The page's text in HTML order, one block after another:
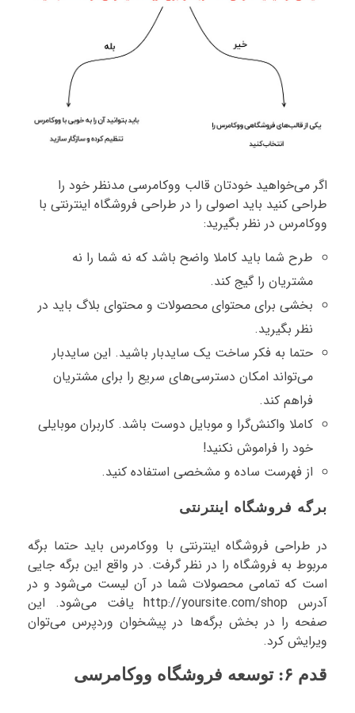
اگر می‌خواهید خودتان قالب ووکامرسی مدنظر خود را
طراحی کنید باید اصولی را در طراحی فروشگاه اینترنتی با
ووکامرس در نظر بگیرید:
طرح شما باید کاملا واضح باشد که نه شما را نه
مشتریان را گیج کند.
بخشی برای محتوای محصولات و محتوای بلاگ باید در
نظر بگیرید.
حتما به فکر ساخت یک سایدبار باشید. این سایدبار
می‌تواند امکان دسترسی‌های سریع را برای مشتریان
فراهم کند.
کاملا واکنش‌گرا و موبایل دوست باشد. کاربران موبایلی
خود را فراموش نکنید!
از فهرست ساده و مشخصی استفاده کنید.
برگه فروشگاه اینترنتی
در طراحی فروشگاه اینترنتی با ووکامرس باید حتما برگه
مربوط به فروشگاه را در نظر گرفت. در واقع این برگه جایی
است که تمامی محصولات شما در آن لیست می‌شود و در
آدرس http://yoursite.com/shop یافت می‌شود. این
صفحه را در بخش برگه‌ها در پیشخوان وردپرس می‌توان
ویرایش کرد.
قدم ۶: توسعه فروشگاه ووکامرسی